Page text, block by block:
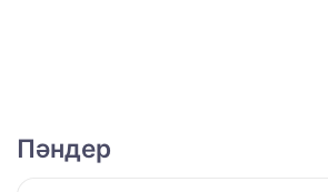
Пәндер